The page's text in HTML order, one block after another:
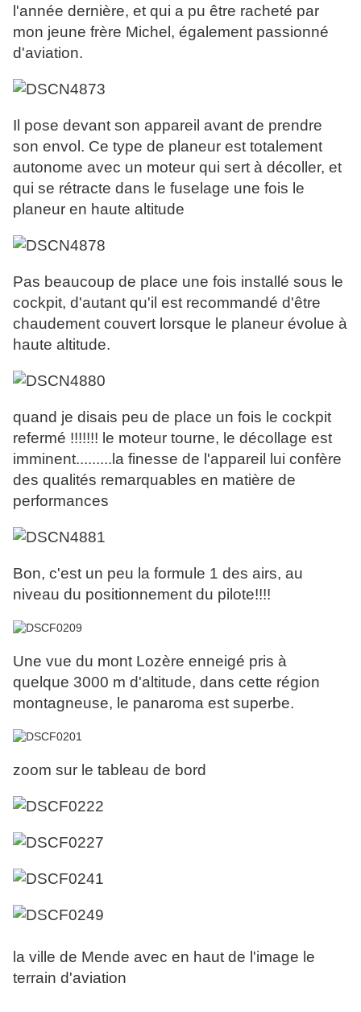
l'année dernière, et qui a pu être racheté par
mon jeune frère Michel, également passionné
d'aviation.
Il pose devant son appareil avant de prendre
son envol. Ce type de planeur est totalement
autonome avec un moteur qui sert à décoller, et
qui se rétracte dans le fuselage une fois le
planeur en haute altitude
Pas beaucoup de place une fois installé sous le
cockpit, d'autant qu'il est recommandé d'être
chaudement couvert lorsque le planeur évolue à
haute altitude.
quand je disais peu de place un fois le cockpit
refermé !!!!!!! le moteur tourne, le décollage est
imminent.........la finesse de l'appareil lui confère
des qualités remarquables en matière de
performances
Bon, c'est un peu la formule 1 des airs, au
niveau du positionnement du pilote!!!!
Une vue du mont Lozère enneigé pris à
quelque 3000 m d'altitude, dans cette région
montagneuse, le panaroma est superbe.
zoom sur le tableau de bord
la ville de Mende avec en haut de l'image le
terrain d'aviation